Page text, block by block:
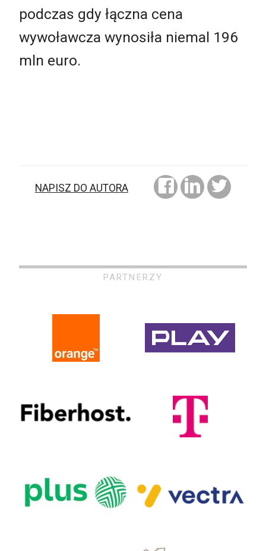
podczas gdy łączna cena
wywoławcza wynosiła niemal 196
mln euro.
NAPISZ DO AUTORA
PARTNERZY